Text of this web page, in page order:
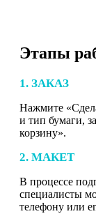
Этапы
1. ЗАКАЗ
Нажмите
и тип бумаги,
корзину».
2. МАКЕТ
В процессе
специалисты
телефону или